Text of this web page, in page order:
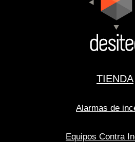
TIENDA
Alarmas de
Equipos Contra